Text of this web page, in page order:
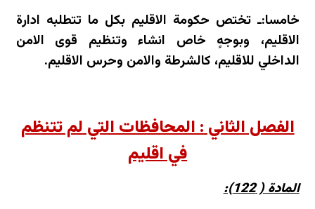
خامسا:ـ تختص حكومة الاقليم بكل ما تتطلبه ادارة
الاقليم، وبوجهٍ خاص انشاء وتنظيم قوى الامن
الداخلي للاقليم، كالشرطة والامن وحرس الاقليم.
الفصل الثاني : المحافظات التي لم تتنظم
في اقليم
المادة ( 122):